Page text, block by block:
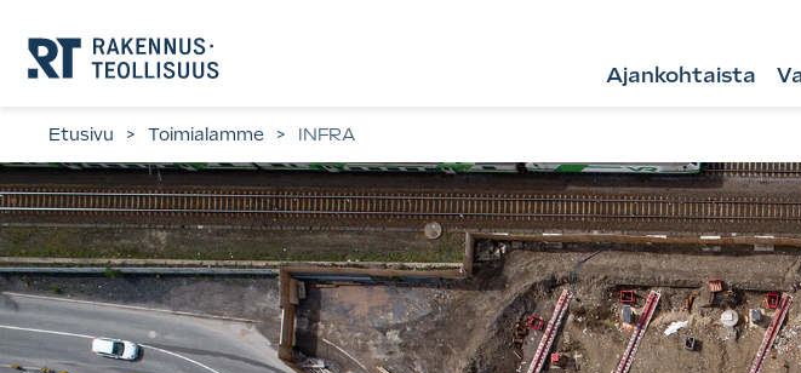
suoraan
sisältöön.
Ajankohtaista
Etusivu > Toimialamme > INFRA